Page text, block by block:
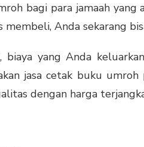
bagi para jamaah
Anda sekarang
, biaya yang Anda
jasa cetak buku
dengan harga